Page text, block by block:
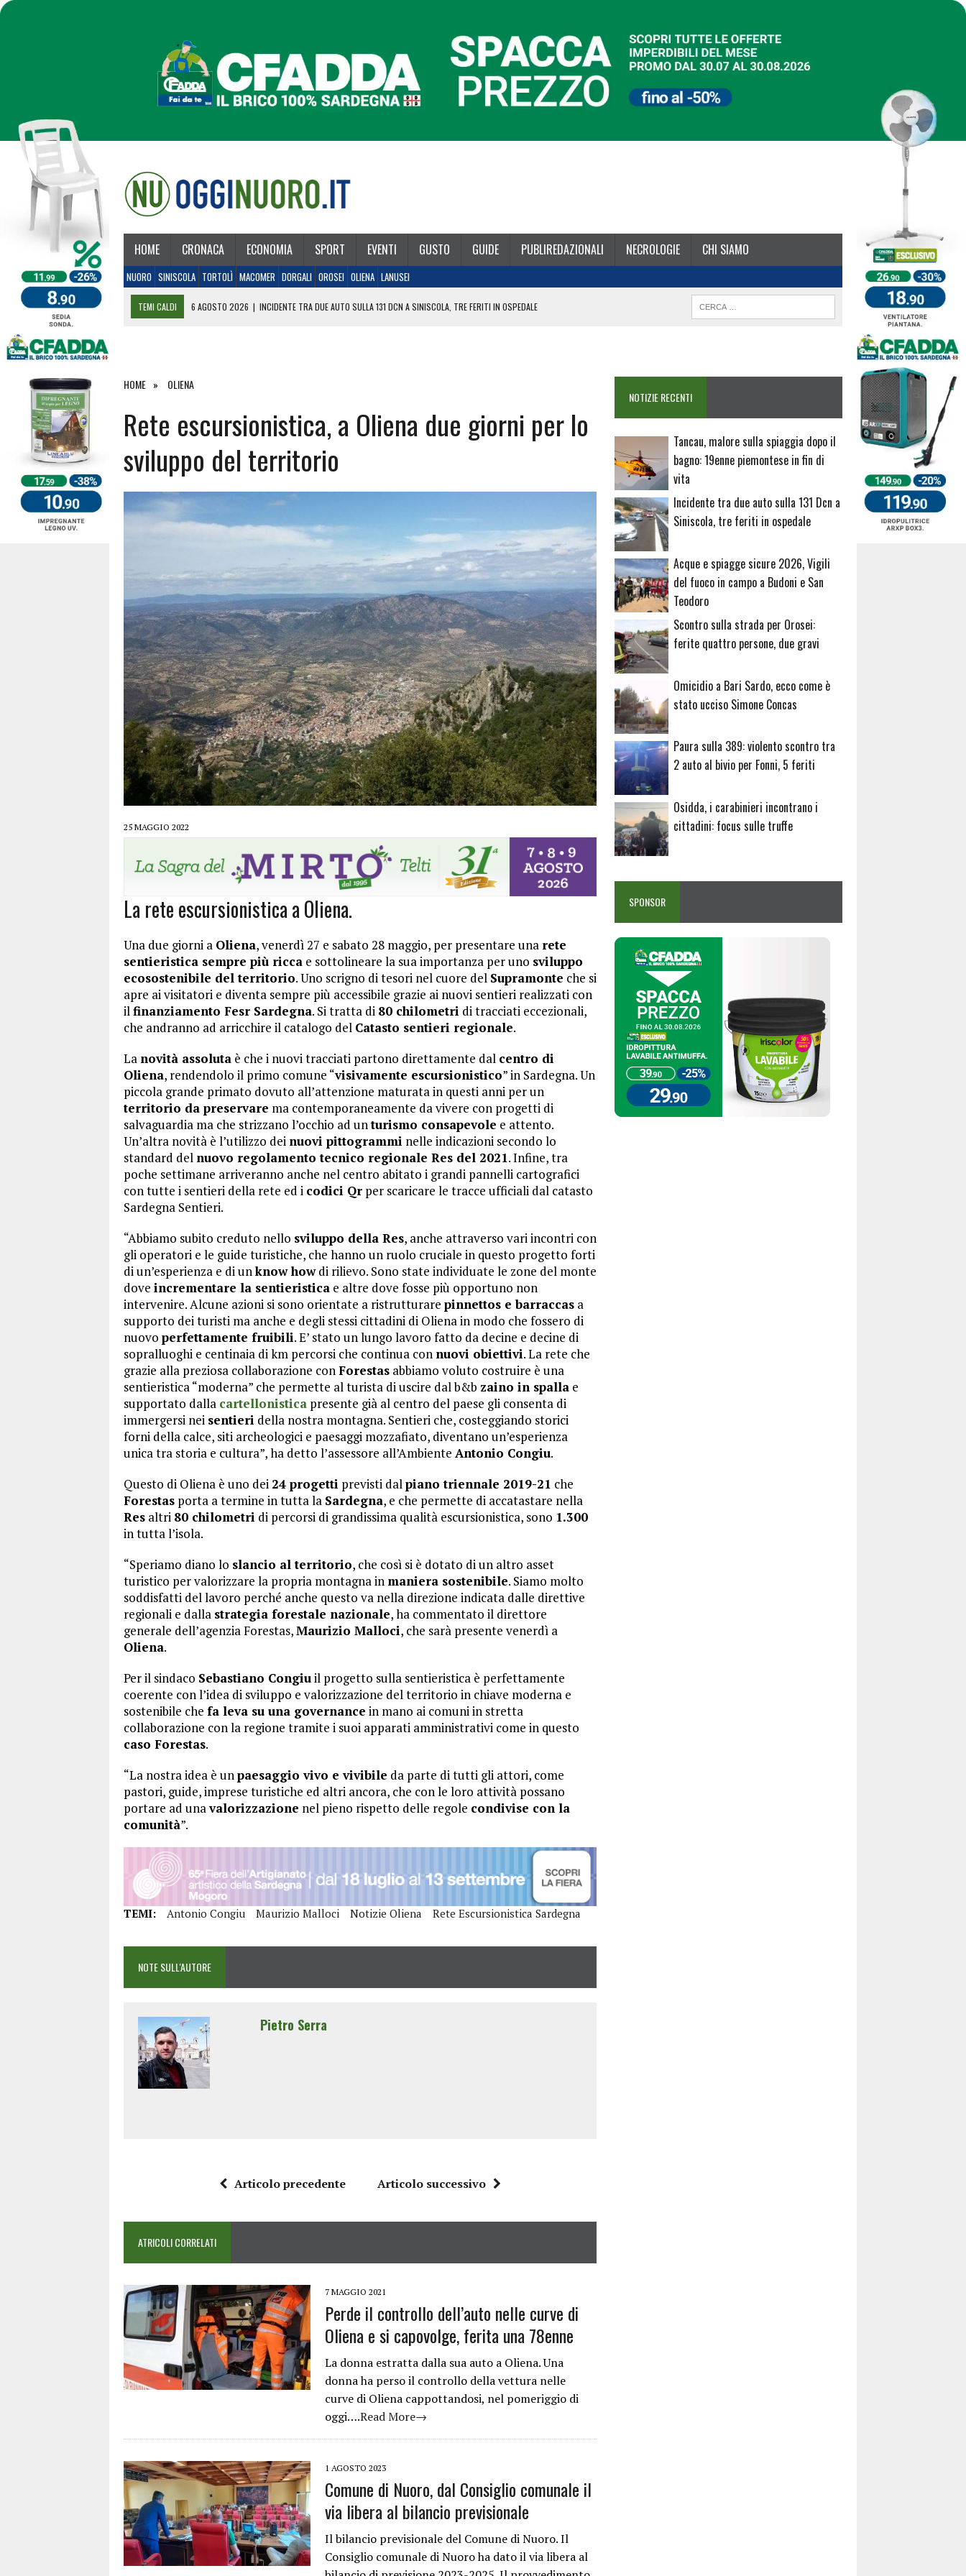
HOME CRONACA ECONOMIA SPORT EVENTI GUSTO GUIDE PUBLIREDAZIONALI NECROLOGIE CHI SIAMO
NUORO SINISCOLA TORTOLÌ MACOMER DORGALI OROSEI OLIENA LANUSEI
TEMI CALDI 6 AGOSTO 2026 | INCIDENTE TRA DUE AUTO SULLA 131 DCN A SINISCOLA, TRE FERITI IN OSPEDALE
27 LUGLIO 2026
HOME OLIENA
Rete escursionistica, a Oliena due giorni per lo
sviluppo del territorio
25 MAGGIO 2022
La rete escursionistica a Oliena.
Una due giorni a Oliena, venerdì 27 e sabato 28 maggio, per presentare una rete
sentieristica sempre più ricca e sottolineare la sua importanza per uno sviluppo
ecosostenibile del territorio. Uno scrigno di tesori nel cuore del Supramonte che si
apre ai visitatori e diventa sempre più accessibile grazie ai nuovi sentieri realizzati con
ilfinanziamento Fesr Sardegna. Si tratta di 80 chilometri di tracciati eccezionali,
che andranno ad arricchire il catalogo del Catasto sentieri regionale.
La novità assoluta è che i nuovi tracciati partono direttamente dal centro di
Oliena, rendendolo il primo comune “visivamente escursionistico” in Sardegna. Un
piccola grande primato dovuto all’attenzione maturata in questi anni per un
territorio da preservare ma contemporaneamente da vivere con progetti di
salvaguardia ma che strizzano l’occhio ad unturismo consapevole e attento.
Un’altra novità è l’utilizzo dei nuovi pittogrammi nelle indicazioni secondo lo
standard del nuovo regolamento tecnico regionale Res del 2021. Infine, tra
poche settimane arriveranno anche nel centro abitato i grandi pannelli cartografici
con tutte i sentieri della rete ed i codici Qr per scaricare le tracce ufficiali dal catasto
Sardegna Sentieri.
“Abbiamo subito creduto nello sviluppo della Res, anche attraverso vari incontri con
gli operatori e le guide turistiche, che hanno un ruolo cruciale in questo progetto forti
di un’esperienza e di unknow howdi rilievo. Sono state individuate le zone del monte
dove incrementare la sentieristica e altre dove fosse più opportuno non
intervenire. Alcune azioni si sono orientate a ristrutturare pinnettos e barraccas a
supporto dei turisti ma anche e degli stessi cittadini di Oliena in modo che fossero di
nuovo perfettamente fruibili. E’ stato un lungo lavoro fatto da decine e decine di
sopralluoghi e centinaia di km percorsi che continua con nuovi obiettivi. La rete che
grazie alla preziosa collaborazione conForestas abbiamo voluto costruire è una
sentieristica “moderna” che permette al turista di uscire dal b&b zaino in spalla e
supportato dalla cartellonistica presente già al centro del paese gli consenta di
immergersi nei sentieri della nostra montagna. Sentieri che, costeggiando storici
forni della calce, siti archeologici e paesaggi mozzafiato, diventano un’esperienza
unica tra storia e cultura”, ha detto l’assessore all’Ambiente Antonio Congiu.
Questo di Oliena è uno dei 24 progetti previsti dalpiano triennale 2019-21 che
Forestas porta a termine in tutta la Sardegna, e che permette di accatastare nella
Res altri 80 chilometri di percorsi di grandissima qualità escursionistica, sono 1.300
in tutta l’isola.
“Speriamo diano lo slancio al territorio, che così si è dotato di un altro asset
turistico per valorizzare la propria montagna in maniera sostenibile. Siamo molto
soddisfatti del lavoro perché anche questo va nella direzione indicata dalle direttive
regionali e dalla strategia forestale nazionale, ha commentato il direttore
generale dell’agenzia Forestas,Maurizio Malloci, che sarà presente venerdì a
Oliena.
Per il sindaco Sebastiano Congiuil progetto sulla sentieristica è perfettamente
coerente con l’idea di sviluppo e valorizzazione del territorio in chiave moderna e
sostenibile che fa leva su una governance in mano ai comuni in stretta
collaborazione con la regione tramite i suoi apparati amministrativi come in questo
caso Forestas.
“La nostra idea è unpaesaggio vivo e vivibile da parte di tutti gli attori, come
pastori, guide, imprese turistiche ed altri ancora, che con le loro attività possano
portare ad unavalorizzazione nel pieno rispetto delle regole condivise con la
comunità”.
TEMI: Antonio Congiu Maurizio Malloci Notizie Oliena Rete Escursionistica Sardegna
NOTE SULL'AUTORE
Pietro Serra
Articolo precedente Articolo successivo
ATRICOLI CORRELATI
7 MAGGIO 2021
Perde il controllo dell’auto nelle curve di
Oliena e si capovolge, ferita una 78enne
La donna estratta dalla sua auto a Oliena. Una
donna ha perso il controllo della vettura nelle
curve di Oliena cappottandosi, nel pomeriggio di
oggi….Read More→
1 AGOSTO 2023
Comune di Nuoro, dal Consiglio comunale il
via libera al bilancio previsionale
Il bilancio previsionale del Comune di Nuoro. Il
Consiglio comunale di Nuoro ha dato il via libera al
NOTIZIE RECENTI
Tancau, malore sulla spiaggia dopo il
bagno: 19enne piemontese in fin di
vita
Incidente tra due auto sulla 131 Dcn a
Siniscola, tre feriti in ospedale
Acque e spiagge sicure 2026, Vigili
del fuoco in campo a Budoni e San
Teodoro
Scontro sulla strada per Orosei:
ferite quattro persone, due gravi
Omicidio a Bari Sardo, ecco come è
stato ucciso Simone Concas
Paura sulla 389: violento scontro tra
2 auto al bivio per Fonni, 5 feriti
Osidda, i carabinieri incontrano i
cittadini: focus sulle truffe
SPONSOR